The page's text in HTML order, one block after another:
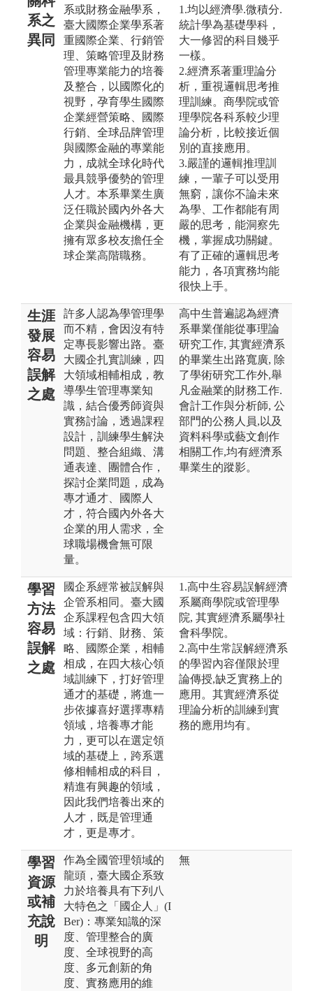
系之
異同
系或財務金融學系，
臺大國際企業學系著
重國際企業、行銷管
理、策略管理及財務
管理專業能力的培養
及整合，以國際化的
視野，孕育學生國際
企業經營策略、國際
行銷、全球品牌管理
與國際金融的專業能
力，成就全球化時代
最具競爭優勢的管理
人才。本系畢業生廣
泛任職於國內外各大
企業與金融機構，更
擁有眾多校友擔任全
球企業高階職務。
1.均以經濟學.微積分.
統計學為基礎學科，
大一修習的科目幾乎
一樣。
2.經濟系著重理論分
析，重視邏輯思考推
理訓練。商學院或管
理學院各科系較少理
論分析，比較接近個
別的直接應用。
3.嚴謹的邏輯推理訓
練，一輩子可以受用
無窮，讓你不論未來
為學、工作都能有周
嚴的思考，能洞察先
機，掌握成功關鍵。
有了正確的邏輯思考
能力，各項實務均能
很快上手。
生涯
發展
容易
誤解
之處
許多人認為學管理學
而不精，會因沒有特
定專長影響出路。臺
大國企扎實訓練，四
大領域相輔相成，教
導學生管理專業知
識，結合優秀師資與
實務討論，透過課程
設計，訓練學生解決
問題、整合組織、溝
通表達、團體合作，
探討企業問題，成為
專才通才、國際人
才，符合國內外各大
企業的用人需求，全
球職場機會無可限
量。
高中生普遍認為經濟
系畢業僅能從事理論
研究工作, 其實經濟系
的畢業生出路寬廣, 除
了學術研究工作外,舉
凡金融業的財務工作.
會計工作與分析師, 公
部門的公務人員,以及
資料科學或藝文創作
相關工作,均有經濟系
畢業生的蹤影。
學習
方法
容易
誤解
之處
國企系經常被誤解與
企管系相同。臺大國
企系課程包含四大領
域：行銷、財務、策
略、國際企業，相輔
相成，在四大核心領
域訓練下，打好管理
通才的基礎，將進一
步依據喜好選擇專精
領域，培養專才能
力，更可以在選定領
域的基礎上，跨系選
修相輔相成的科目，
精進有興趣的領域，
因此我們培養出來的
人才，既是管理通
才，更是專才。
1.高中生容易誤解經濟
系屬商學院或管理學
院, 其實經濟系屬學社
會科學院。
2.高中生常誤解經濟系
的學習內容僅限於理
論傳授,缺乏實務上的
應用。其實經濟系從
理論分析的訓練到實
務的應用均有。
學習
資源
或補
充說
明
作為全國管理領域的
龍頭，臺大國企系致
力於培養具有下列八
大特色之「國企人」(I
Ber)：專業知識的深
度、管理整合的廣
度、全球視野的高
度、多元創新的角
度、實務應用的維
無